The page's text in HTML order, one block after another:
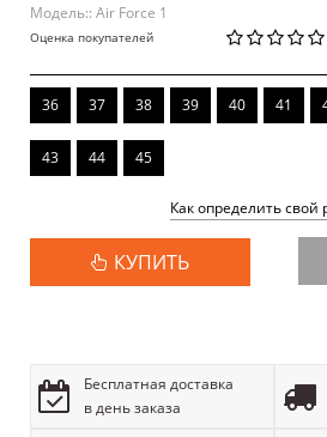
Модель:: Air Force 1
Оценка покупателей
36 37 38 39 40 41
43 44 45
Как определить свой
КУПИТЬ
Бесплатная доставка
в день заказа